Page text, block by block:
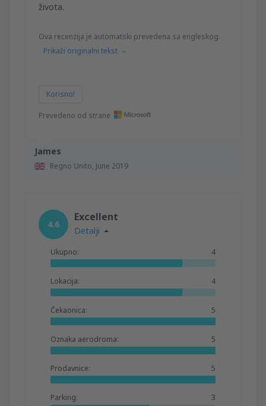
James
Regno Unito, June 2019
života.
Ova recenzija je automatski prevedena sa engleskog.
Prikaži originalni tekst
Korisno!
Prevedeno od strane
4.6
Excellent
Detalji
Ukupno: 4
Lokacija: 4
Čekaonica: 5
Oznaka aerodroma: 5
Prodavnice: 5
Parking: 3